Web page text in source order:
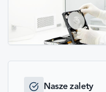
Nasze zalety